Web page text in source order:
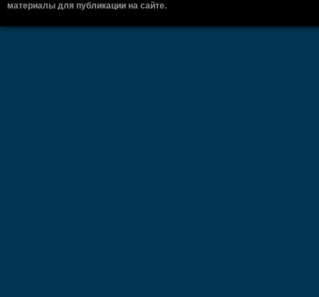
материалы для публикации на сайте.